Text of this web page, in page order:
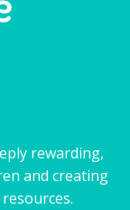
rewarding,
and creating